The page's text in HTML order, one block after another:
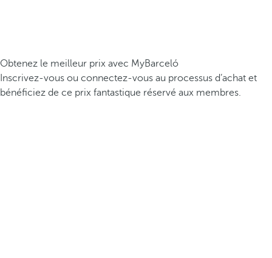
Obtenez le meilleur prix avec MyBarceló
Inscrivez-vous ou connectez-vous au processus d’achat et
bénéficiez de ce prix fantastique réservé aux membres.